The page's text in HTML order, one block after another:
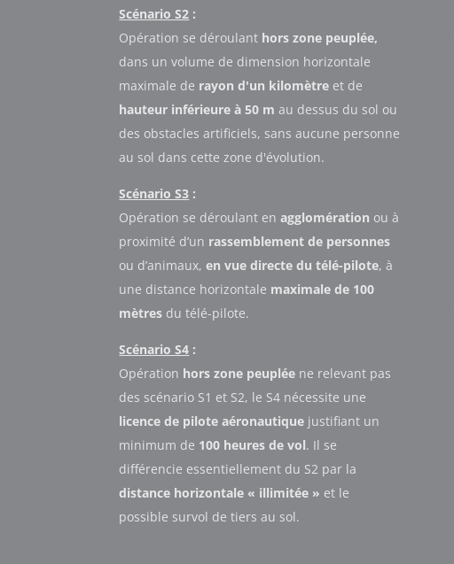
Scénario S2 :
Opération se déroulant hors zone peuplée,
dans un volume de dimension horizontale
maximale de rayon d'un kilomètre et de
hauteur inférieure à 50 m au dessus du sol ou
des obstacles artificiels, sans aucune personne
au sol dans cette zone d'évolution.
Scénario S3 :
Opération se déroulant enagglomération ou à
proximité d’un rassemblement de personnes
ou d’animaux,en vue directe du télé-pilote, à
une distance horizontale maximale de 100
mètres du télé-pilote.
Scénario S4 :
Opération hors zone peuplée ne relevant pas
des scénario S1 et S2, le S4 nécessite une
licence de pilote aéronautique justifiant un
minimum de 100 heures de vol. Il se
différencie essentiellement du S2 par la
distance horizontale « illimitée » et le
possible survol de tiers au sol.